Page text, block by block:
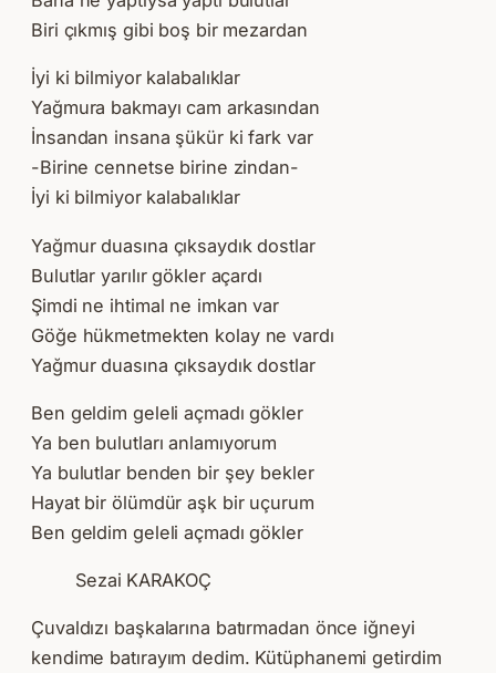
Biri çıkmış gibi boş bir mezardan
İyi ki bilmiyor kalabalıklar
Yağmura bakmayı cam arkasından
İnsandan insana şükür ki fark var
-Birine cennetse birine zindan-
İyi ki bilmiyor kalabalıklar
Yağmur duasına çıksaydık dostlar
Bulutlar yarılır gökler açardı
Şimdi ne ihtimal ne imkan var
Göğe hükmetmekten kolay ne vardı
Yağmur duasına çıksaydık dostlar
Ben geldim geleli açmadı gökler
Ya ben bulutları anlamıyorum
Ya bulutlar benden bir şey bekler
Hayat bir ölümdür aşk bir uçurum
Ben geldim geleli açmadı gökler
Sezai KARAKOÇ
Çuvaldızı başkalarına batırmadan önce iğneyi
kendime batırayım dedim. Kütüphanemi getirdim